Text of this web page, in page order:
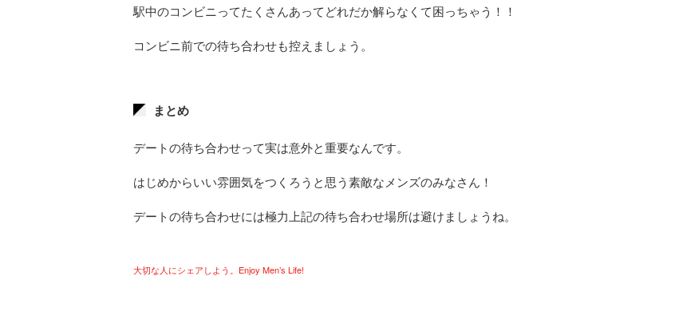
駅中のコンビニってたくさんあってどれだか解らなくて困っちゃう！！
コンビニ前での待ち合わせも控えましょう。
まとめ
デートの待ち合わせって実は意外と重要なんです。
はじめからいい雰囲気をつくろうと思う素敵なメンズのみなさん！
デートの待ち合わせには極力上記の待ち合わせ場所は避けましょうね。
大切な人にシェアしよう。Enjoy Men’s Life!